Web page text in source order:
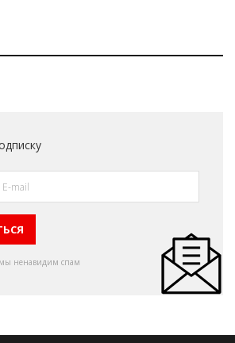
мы ненавидим спам